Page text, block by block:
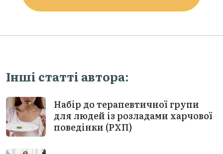
Інші статті автора:
Набір до терапевтичної групи
для людей із розладами харчової
поведінки (РХП)